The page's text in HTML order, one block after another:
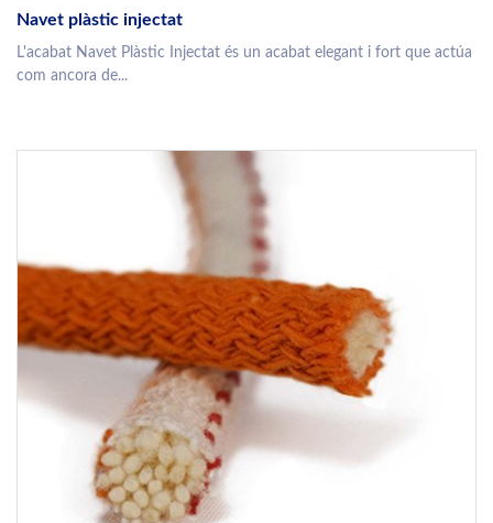
Navet plàstic injectat
L'acabat Navet Plàstic Injectat és un acabat elegant i fort que actúa
com ancora de...